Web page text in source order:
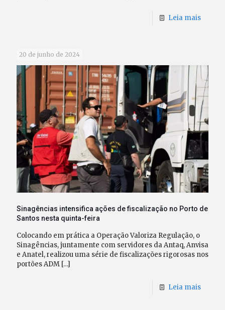
Leia mais
20 de junho de 2024
Sinagências intensifica ações de fiscalização no Porto de
Santos nesta quinta-feira
Colocando em prática a Operação Valoriza Regulação, o
Sinagências, juntamente com servidores da Antaq, Anvisa
e Anatel, realizou uma série de fiscalizações rigorosas nos
portões ADM […]
Leia mais